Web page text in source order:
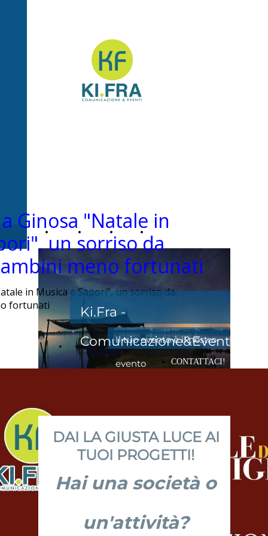
Page siamo
Ginosa "Natale in
un sorriso da
meno fortunati
in Musica e Sapori", un sorriso da
fortunati
Ki.Fra -
Comunicazione&Eventi
Il tuo evento è il nostro
evento CONTATTACI!
DAI LA GIUSTA LUCE AI
TUOI PROGETTI!
Hai una società o
un'attività?